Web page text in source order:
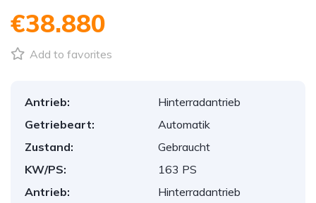
€38.880
Add to favorites
Antrieb:
Hinterradantrieb
Getriebeart:
Automatik
Zustand:
Gebraucht
KW/PS:
163 PS
Antrieb:
Hinterradantrieb